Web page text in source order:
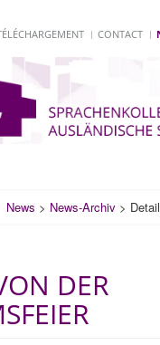
CONTACT
News > News-Archiv >
DER